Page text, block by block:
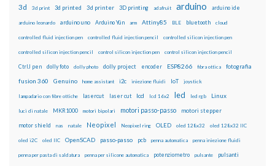
3d 3d print 3d printed 3d printer 3D printing adafruit arduino arduino ide
arduino leonardo arduino uno Arduino Yún arm Attiny85 BLE bluetooth cloud
controlled fluid injection pen controlled fluid injection pencil controlled silicon injection pen
controlled silicon injection pencil control silicon injection pen control silicon injection pencil
CtrlJ pen dolly foto dolly photo dolly project encoder ESP8266 fibra ottica fotografia
fusion 360 Genuino home assistant i2c iniezione fluidi IoT joystick
lampadario con fibre ottiche lasercut laser cut lcd lcd 16x2 led led rgb Linux
luci di natale MKR1000 motori bipolari motori passo-passo motori stepper
motor shield nas natale Neopixel Neopixel ring OLED oled 128x32 oled 128x32 IIC
oled i2C oled IIC OpenSCAD passo-passo pcb penna automatica penna iniezione fluidi
penna per pasta di saldatura penna per silicone automatica potenziometro pulsante pulsanti